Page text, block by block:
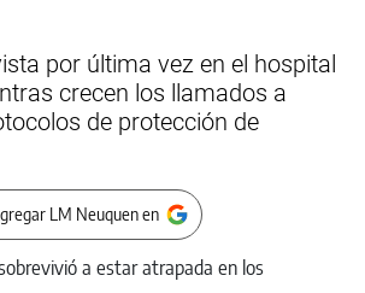
por última vez en el hospital
crecen los llamados a
de protección de
LM Neuquen en